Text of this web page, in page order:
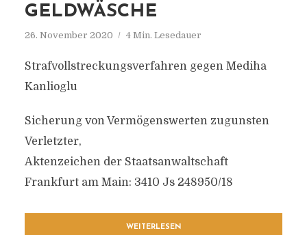
GELDWÄSCHE
26. November 2020 4 Min. Lesedauer
Strafvollstreckungsverfahren gegen Mediha
Kanlioglu
Sicherung von Vermögenswerten zugunsten
Verletzter,
Aktenzeichen der Staatsanwaltschaft
Frankfurt am Main: 3410 Js 248950/18
WEITERLESEN